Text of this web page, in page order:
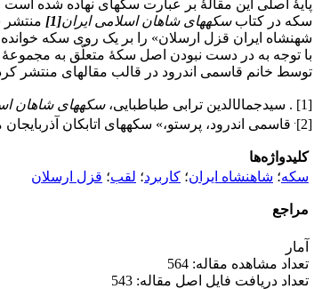
پایۀ اصلی این مقالۀ بر عبارت سکه­ای نهاده شده
سکه در کتابسکه­های شاهان اسلامی ایران[1]
منتشر
شهنشاه ایران قزل ارسلان» را بر یک روی سکه خوانده و آن را به یکی از اتابکان
با توجه به در دست نبودن اصل سکۀ متعلّق به مجموعۀ
توسط خانم قاسمی اندرود در قالب مقاله­ای منتشر کرده[2] به یاری گرفته­اند. مجموعه­ای که اکنون در موزۀ میراث فرهنگی استان زنجان
[1] . سیدجمال­الدین ترابی طباطبایی، سکه­های شاهان
[2]
. قاسمی اندرود، پرستو،» سکه­های اتابکان
کلیدواژه‌ها
سکه؛ شاهنشاه ایران؛ کاربرد؛ لقب؛ قزل ارسلان
مراجع
آمار
تعداد مشاهده مقاله: 564
تعداد دریافت فایل اصل مقاله: 543